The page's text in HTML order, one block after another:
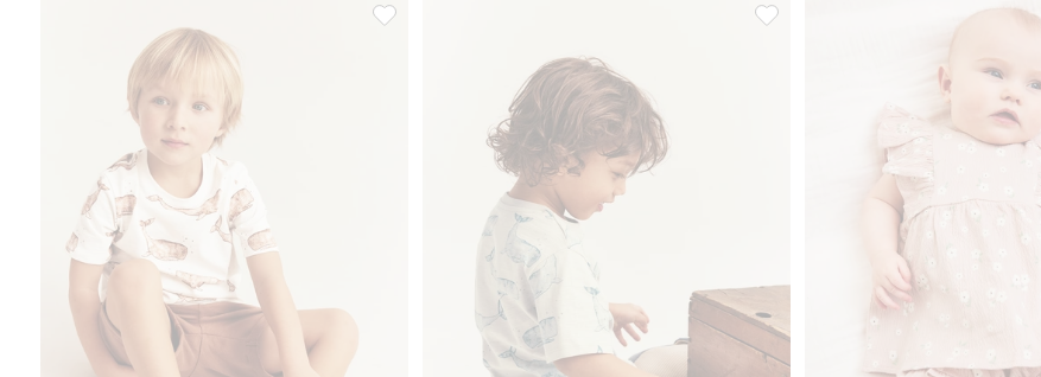
T-shirt z trykotu slub, w wieloryby,